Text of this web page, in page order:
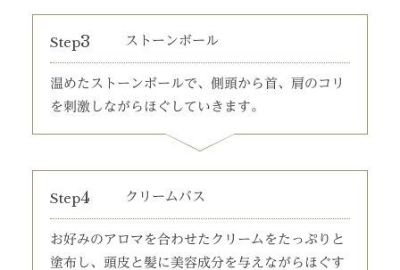
Step3 ストーンボール
温めたストーンボールで、側頭から首、肩のコリ
を刺激しながらほぐしていきます。
Step4 クリームバス
お好みのアロマを合わせたクリームをたっぷりと
塗布し、頭皮と髪に美容成分を与えながらほぐす